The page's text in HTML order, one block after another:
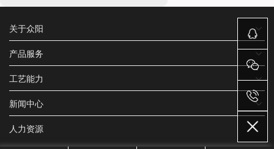
关于众阳
产品服务
工艺能力
新闻中心
人力资源